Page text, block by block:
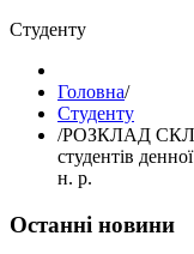
Студенту
Головна/
Студенту
/РОЗКЛАД
студентів
н. р.
Останні новини